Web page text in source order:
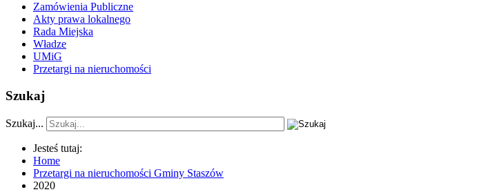
Zamówienia Publiczne
Akty prawa lokalnego
Rada Miejska
Władze
UMiG
Przetargi na nieruchomości
Szukaj
Szukaj...
Jesteś tutaj:
Home
Przetargi na nieruchomości Gminy Staszów
2020